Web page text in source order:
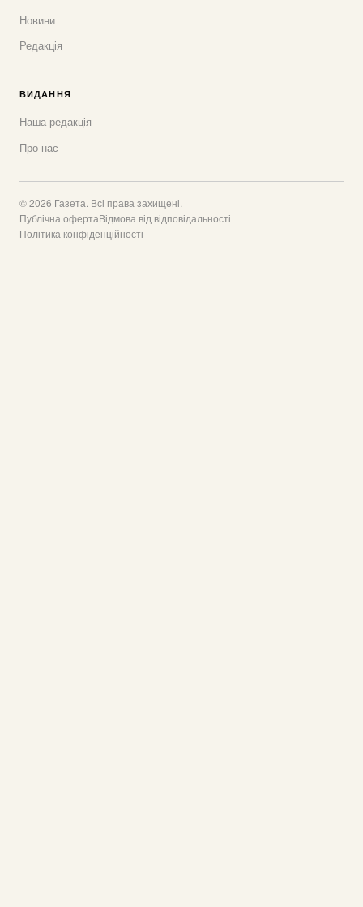
Новини
Редакція
ВИДАННЯ
Наша редакція
Про нас
© 2026 Газета. Всі права захищені.
Публічна офертаВідмова від відповідальності
Політика конфіденційності